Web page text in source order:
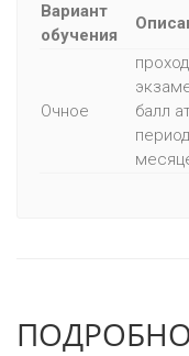
Вариант
обучения
Очное
балл